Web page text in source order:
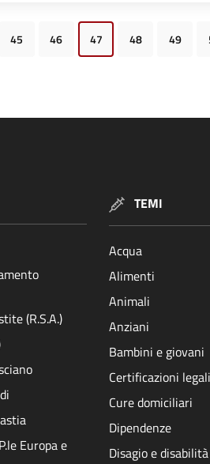
45 46 47 48 49
(R.S.A.)
Europa e
TEMI
Acqua
Alimenti
Animali
Anziani
Bambini e giovani
Certificazioni legali
Cure domiciliari
Dipendenze
Disagio e disabilità